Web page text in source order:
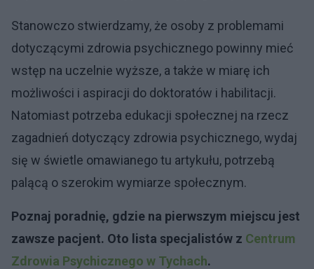
Stanowczo stwierdzamy, że osoby z problemami
dotyczącymi zdrowia psychicznego powinny mieć
wstęp na uczelnie wyższe, a także w miarę ich
możliwości i aspiracji do doktoratów i habilitacji.
Natomiast potrzeba edukacji społecznej na rzecz
zagadnień dotyczący zdrowia psychicznego, wydaj
się w świetle omawianego tu artykułu, potrzebą
palącą o szerokim wymiarze społecznym.
Poznaj poradnię, gdzie na pierwszym miejscu jest
zawsze pacjent. Oto lista specjalistów z Centrum
Zdrowia Psychicznego w Tychach.